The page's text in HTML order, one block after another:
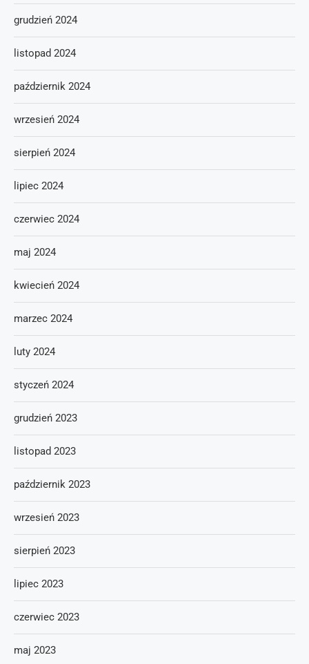
grudzień 2024
listopad 2024
październik 2024
wrzesień 2024
sierpień 2024
lipiec 2024
czerwiec 2024
maj 2024
kwiecień 2024
marzec 2024
luty 2024
styczeń 2024
grudzień 2023
listopad 2023
październik 2023
wrzesień 2023
sierpień 2023
lipiec 2023
czerwiec 2023
maj 2023